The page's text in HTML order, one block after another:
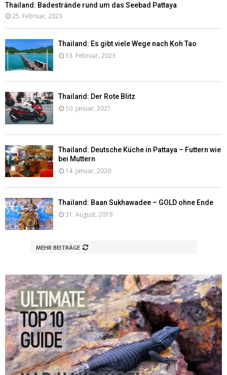
Thailand: Badestrände rund um das Seebad Pattaya
25. Februar, 2023
Thailand: Es gibt viele Wege nach Koh Tao
13. Februar, 2023
Thailand: Der Rote Blitz
10. Januar, 2021
Thailand: Deutsche Küche in Pattaya – Futtern wie
bei Muttern
14. Januar, 2020
Thailand: Baan Sukhawadee – GOLD ohne Ende
31. August, 2019
MEHR BEITRÄGE